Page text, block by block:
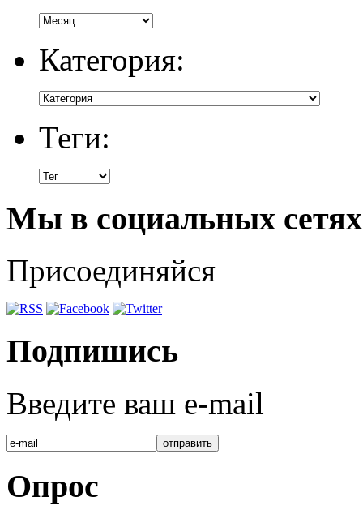
Категория:
Теги:
Мы в социальных сетях
Присоединяйся
Подпишись
Введите ваш e-mail
Опрос